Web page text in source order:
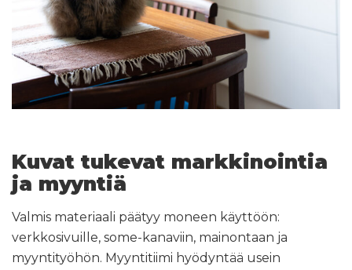
Kuvat tukevat markkinointia
ja myyntiä
Valmis materiaali päätyy moneen käyttöön:
verkkosivuille, some-kanaviin, mainontaan ja
myyntityöhön. Myyntitiimi hyödyntää usein